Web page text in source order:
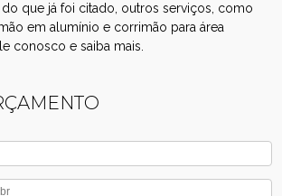
que já foi citado, outros serviços, como
em alumínio e corrimão para área
conosco e saiba mais.